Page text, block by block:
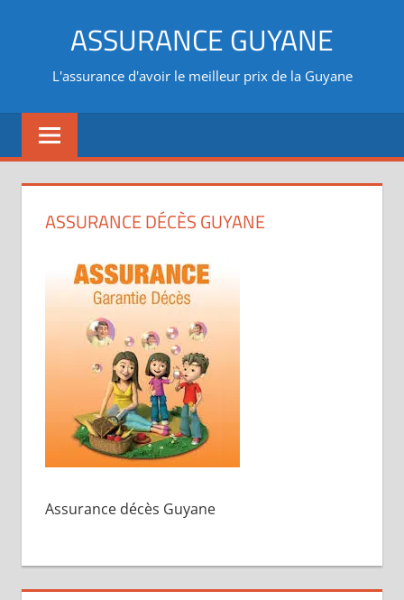
ASSURANCE GUYANE
L'assurance d'avoir le meilleur prix de la Guyane
ASSURANCE DÉCÈS GUYANE
Assurance décès Guyane